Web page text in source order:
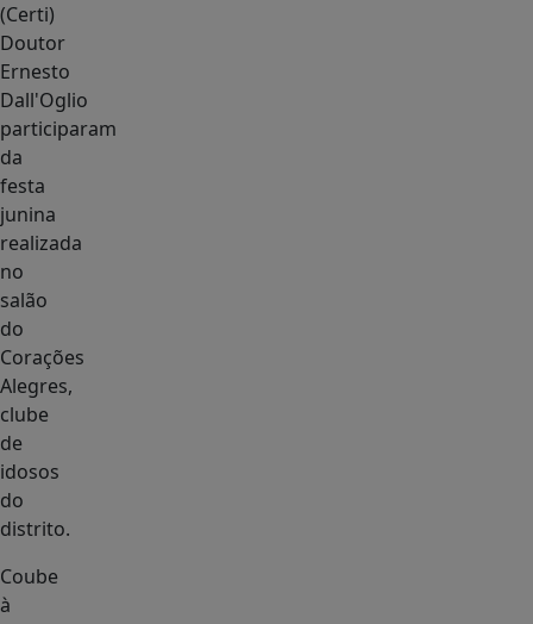
(Certi)
Doutor
Ernesto
Dall'Oglio
participaram
da
festa
junina
realizada
no
salão
do
Corações
Alegres,
clube
de
idosos
do
distrito.
Coube
à